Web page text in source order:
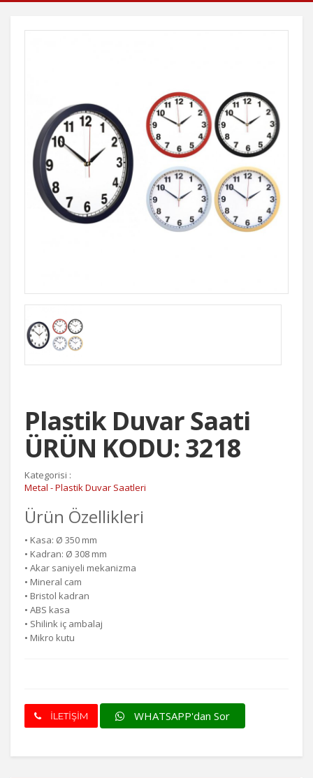
Plastik Duvar Saati
ÜRÜN KODU: 3218
Kategorisi :
Metal - Plastik Duvar Saatleri
Ürün Özellikleri
• Kasa: Ø 350 mm
• Kadran: Ø 308 mm
• Akar saniyeli mekanizma
• Mineral cam
• Bristol kadran
• ABS kasa
• Shilink iç ambalaj
• Mikro kutu
İLETİŞİM WHATSAPP'dan Sor